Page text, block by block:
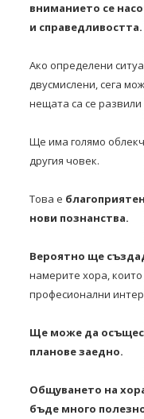
вниманието се
и справедливостта.
Ако определени
двусмислени, сега
нещата са се развили
Ще има голямо
другия човек.
Това е
нови познанства.
Вероятно ще
намерите хора,
професионални
Ще може да
планове заедно.
Общуването на
бъде много